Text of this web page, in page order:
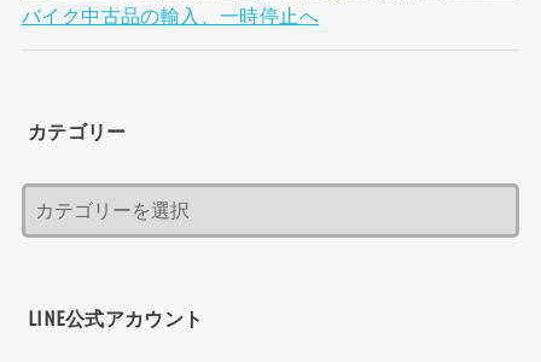
バイク中古品の輸入、一時停止へ
カテゴリー
LINE公式アカウント